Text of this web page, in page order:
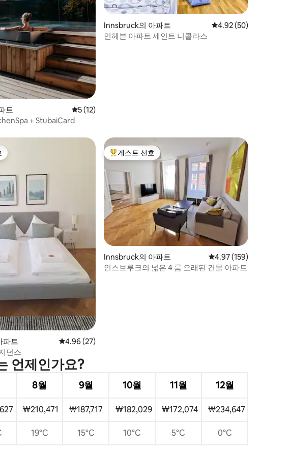
개
트 평점 5점(5점 만점), 후기 12개
5 (12)
+ StubaiCard
Innsbruck의 아파트 평점 4.92점(5점 만점),
4.92 (50)
인헤븐 아파트 세인트 니콜라스
개
파트 평점 4.96점(5점 만점), 후기 27개
4.96 (27)
던스
상위 게스트 선호
게스트 선호
Innsbruck의 아파트 평점 4.97점(5점 만점),
4.97 (159)
인스브루크의 넓은 4 룸 오래된 건물 아파트
언제인가요?
8월 9월 10월 11월 12월
₩210,471 ₩187,717 ₩182,029 ₩172,074 ₩234,647
19°C 15°C 10°C 5°C 0°C